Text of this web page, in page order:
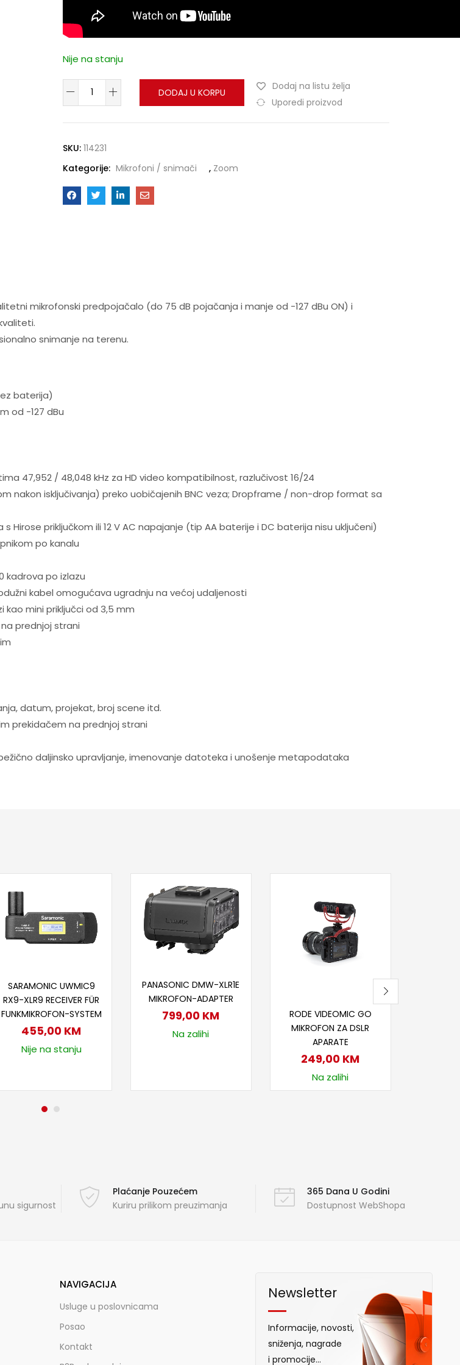
Nije na stanju
DODAJ U KORPU
Dodaj na listu želja
Uporedi proizvod
SKU: 114231
Kategorije: Mikrofoni / snimači , Zoom
mikrofonski predpojačalo (do 75 dB pojačanja i manje od -127 dBu ON) i
snimanje na terenu.
baterija)
od -127 dBu
47,952 / 48,048 kHz za HD video kompatibilnost, razlučivost 16/24
nakon isključivanja) preko uobičajenih BNC veza; Dropframe / non-drop format sa
Hirose priključkom ili 12 V AC napajanje (tip AA baterije i DC baterija nisu uključeni)
po kanalu
kadrova po izlazu
kabel omogućava ugradnju na većoj udaljenosti
kao mini priključci od 3,5 mm
prednjoj strani
datum, projekat, broj scene itd.
prekidačem na prednjoj strani
daljinsko upravljanje, imenovanje datoteka i unošenje metapodataka
SARAMONIC UWMIC9
RX9-XLR9 RECEIVER FÜR
FUNKMIKROFON-SYSTEM
455,00 KM
Nije na stanju
PANASONIC DMW-XLR1E
MIKROFON-ADAPTER
799,00 KM
Na zalihi
RODE VIDEOMIC GO
MIKROFON ZA DSLR
APARATE
249,00 KM
Na zalihi
sigurnost
Plaćanje Pouzećem
Kuriru prilikom preuzimanja
365 Dana U Godini
Dostupnost WebShopa
NAVIGACIJA
Usluge u poslovnicama
Posao
Kontakt
Newsletter
Informacije, novosti,
sniženja, nagrade
i promocije...